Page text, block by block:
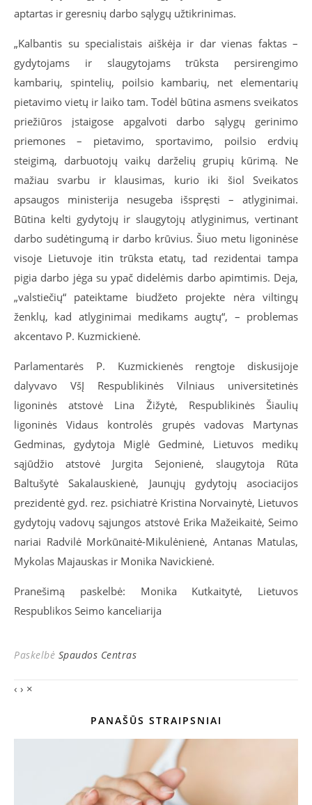
aptartas ir geresnių darbo sąlygų užtikrinimas.
„Kalbantis su specialistais aiškėja ir dar vienas faktas –
gydytojams ir slaugytojams trūksta persirengimo
kambarių, spintelių, poilsio kambarių, net elementarių
pietavimo vietų ir laiko tam. Todėl būtina asmens sveikatos
priežiūros įstaigose apgalvoti darbo sąlygų gerinimo
priemones – pietavimo, sportavimo, poilsio erdvių
steigimą, darbuotojų vaikų darželių grupių kūrimą. Ne
mažiau svarbu ir klausimas, kurio iki šiol Sveikatos
apsaugos ministerija nesugeba išspręsti – atlyginimai.
Būtina kelti gydytojų ir slaugytojų atlyginimus, vertinant
darbo sudėtingumą ir darbo krūvius. Šiuo metu ligoninėse
visoje Lietuvoje itin trūksta etatų, tad rezidentai tampa
pigia darbo jėga su ypač didelėmis darbo apimtimis. Deja,
„valstiečių“ pateiktame biudžeto projekte nėra viltingų
ženklų, kad atlyginimai medikams augtų“, – problemas
akcentavo P. Kuzmickienė.
Parlamentarės P. Kuzmickienės rengtoje diskusijoje
dalyvavo VšĮ Respublikinės Vilniaus universitetinės
ligoninės atstovė Lina Žižytė, Respublikinės Šiaulių
ligoninės Vidaus kontrolės grupės vadovas Martynas
Gedminas, gydytoja Miglė Gedminė, Lietuvos medikų
sąjūdžio atstovė Jurgita Sejonienė, slaugytoja Rūta
Baltušytė Sakalauskienė, Jaunųjų gydytojų asociacijos
prezidentė gyd. rez. psichiatrė Kristina Norvainytė, Lietuvos
gydytojų vadovų sąjungos atstovė Erika Mažeikaitė, Seimo
nariai Radvilė Morkūnaitė-Mikulėnienė, Antanas Matulas,
Mykolas Majauskas ir Monika Navickienė.
Pranešimą paskelbė: Monika Kutkaitytė, Lietuvos
Respublikos Seimo kanceliarija
Paskelbė Spaudos Centras
‹ › ×
PANAŠŪS STRAIPSNIAI